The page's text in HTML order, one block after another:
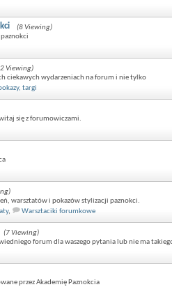
(8 Viewing)
Viewing)
ciekawych wydarzeniach na forum i nie tylko
targi
się z forumowiczami.
warsztatów i pokazów stylizacji paznokci.
, Warsztaciki forumkowe
(7 Viewing)
forum dla waszego pytania lub nie ma
przez Akademię Paznokcia